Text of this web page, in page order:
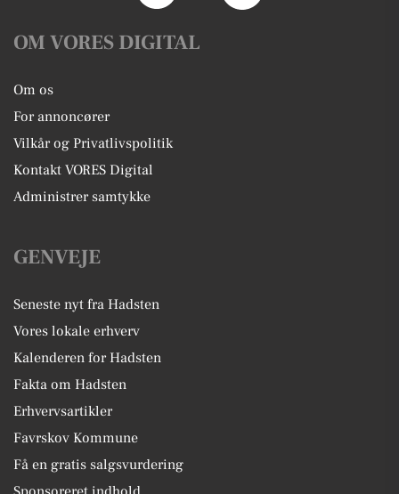
OM VORES DIGITAL
Om os
For annoncører
Vilkår og Privatlivspolitik
Kontakt VORES Digital
Administrer samtykke
GENVEJE
Seneste nyt fra Hadsten
Vores lokale erhverv
Kalenderen for Hadsten
Fakta om Hadsten
Erhvervsartikler
Favrskov Kommune
Få en gratis salgsvurdering